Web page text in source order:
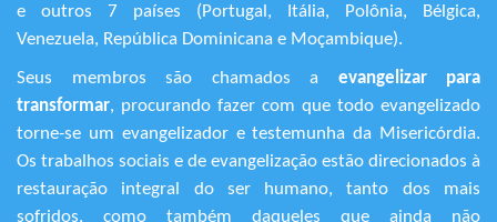
e outros 7 países (Portugal, Itália, Polônia, Bélgica,
Venezuela, República Dominicana e Moçambique).
Seus membros são chamados a evangelizar para
transformar, procurando fazer com que todo evangelizado
torne-se um evangelizador e testemunha da Misericórdia.
Os trabalhos sociais e de evangelização estão direcionados à
restauração integral do ser humano, tanto dos mais
sofridos, como também daqueles que ainda não